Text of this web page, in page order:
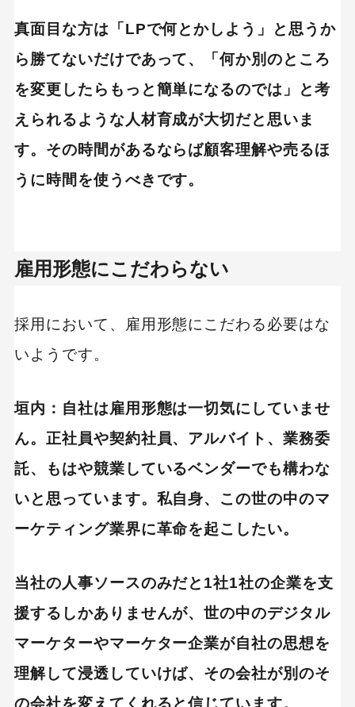
真面目な方は「LPで何とかしよう」と思うか
ら勝てないだけであって、「何か別のところ
を変更したらもっと簡単になるのでは」と考
えられるような人材育成が大切だと思いま
す。その時間があるならば顧客理解や売るほ
うに時間を使うべきです。
雇用形態にこだわらない
採用において、雇用形態にこだわる必要はな
いようです。
垣内：自社は雇用形態は一切気にしていませ
ん。正社員や契約社員、アルバイト、業務委
託、もはや競業しているベンダーでも構わな
いと思っています。私自身、この世の中のマ
ーケティング業界に革命を起こしたい。
当社の人事ソースのみだと1社1社の企業を支
援するしかありませんが、世の中のデジタル
マーケターやマーケター企業が自社の思想を
理解して浸透していけば、その会社が別のそ
の会社を変えてくれると信じています。